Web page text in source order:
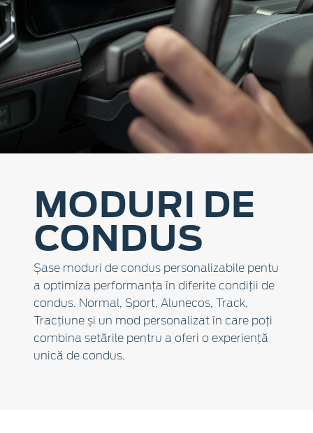
MODURI DE
CONDUS
Șase moduri de condus personalizabile pentu
a optimiza performanța în diferite condiții de
condus. Normal, Sport, Alunecos, Track,
Tracțiune și un mod personalizat în care poți
combina setările pentru a oferi o experiență
unică de condus.